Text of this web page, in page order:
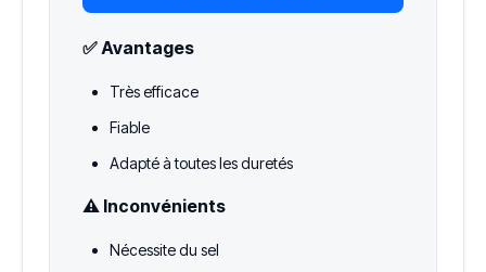
✅ Avantages
Très efficace
Fiable
Adapté à toutes les duretés
⚠️ Inconvénients
Nécessite du sel